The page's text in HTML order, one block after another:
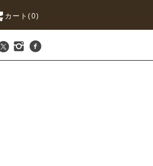
カート(0)